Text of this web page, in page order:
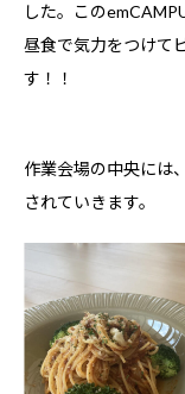
した。この
昼食で気力をつけて
す！！
作業会場の中央には
されていきます。